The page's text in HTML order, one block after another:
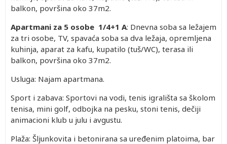
balkon, površina oko 37m2.
Apartmani za 5 osobe 1/4+1 A: Dnevna soba sa ležajem
za tri osobe, TV, spavaća soba sa dva ležaja, opremljena
kuhinja, aparat za kafu, kupatilo (tuš/WC), terasa ili
balkon, površina oko 37m2.
Usluga: Najam apartmana.
Sport i zabava: Sportovi na vodi, tenis igrališta sa školom
tenisa, mini golf, odbojka na pesku, stoni tenis, dečiji
animacioni klub u julu i avgustu.
Plaža: Šljunkovita i betonirana sa uređenim platoima, bar